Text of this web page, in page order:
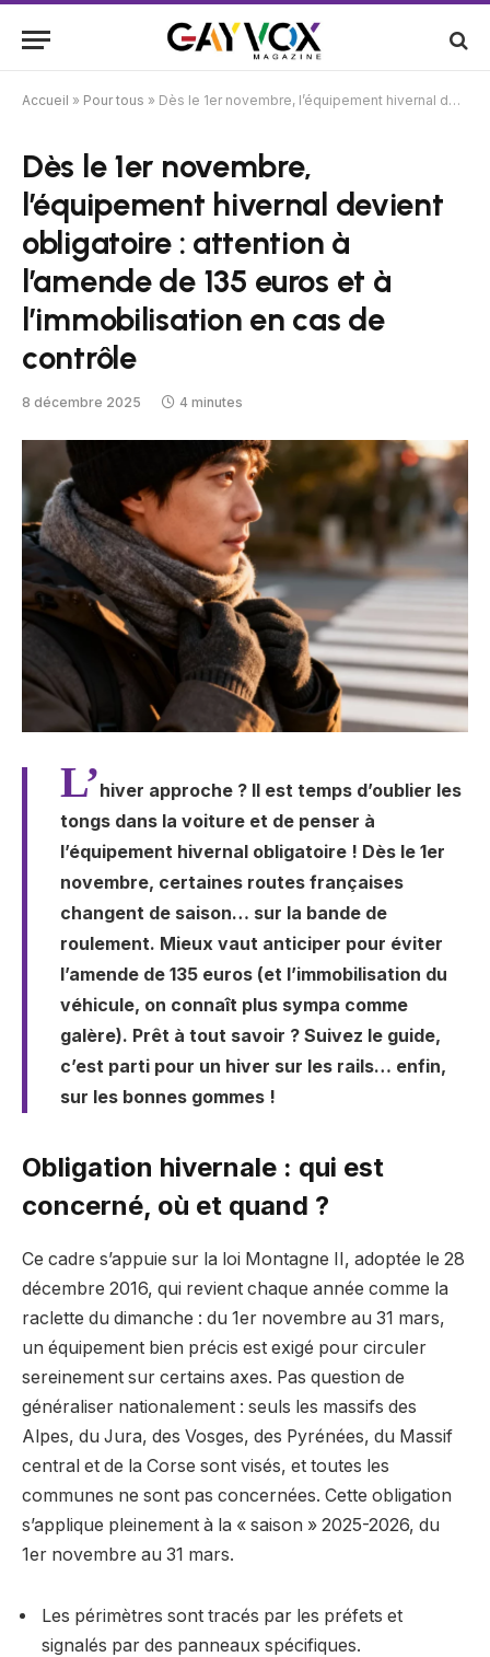
Accueil » Pour tous » Dès le 1er novembre, l’équipement hivernal devient obligatoire : attention à l’amende de 135 euros et à l’immobilisation en cas de contrôle
Dès le 1er novembre,
l’équipement hivernal devient
obligatoire : attention à
l’amende de 135 euros et à
l’immobilisation en cas de
contrôle
8 décembre 2025 4 minutes
L’hiver approche ? Il est temps d’oublier les
tongs dans la voiture et de penser à
l’équipement hivernal obligatoire ! Dès le 1er
novembre, certaines routes françaises
changent de saison… sur la bande de
roulement. Mieux vaut anticiper pour éviter
l’amende de 135 euros (et l’immobilisation du
véhicule, on connaît plus sympa comme
galère). Prêt à tout savoir ? Suivez le guide,
c’est parti pour un hiver sur les rails… enfin,
sur les bonnes gommes !
Obligation hivernale : qui est
concerné, où et quand ?
Ce cadre s’appuie sur la loi Montagne II, adoptée le 28
décembre 2016, qui revient chaque année comme la
raclette du dimanche : du 1er novembre au 31 mars,
un équipement bien précis est exigé pour circuler
sereinement sur certains axes. Pas question de
généraliser nationalement : seuls les massifs des
Alpes, du Jura, des Vosges, des Pyrénées, du Massif
central et de la Corse sont visés, et toutes les
communes ne sont pas concernées. Cette obligation
s’applique pleinement à la « saison » 2025-2026, du
1er novembre au 31 mars.
Les périmètres sont tracés par les préfets et
signalés par des panneaux spécifiques.